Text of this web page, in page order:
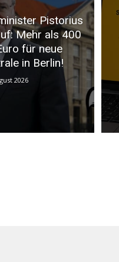
Pistorius
Mehr als 400
für neue
in Berlin!
2026